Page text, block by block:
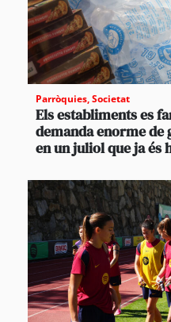
Parròquies,Societat
Els establiments es
demanda enorme de
en un juliol que ja és